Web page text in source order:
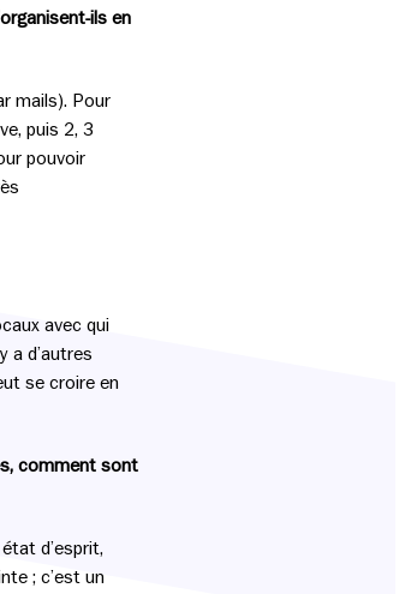
volume.
ils en
mails). Pour
puis 2, 3
pouvoir
avec qui
a d’autres
se croire en
comment sont
d’esprit,
; c’est un